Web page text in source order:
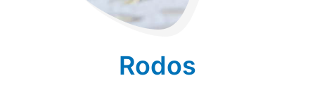
Rodos